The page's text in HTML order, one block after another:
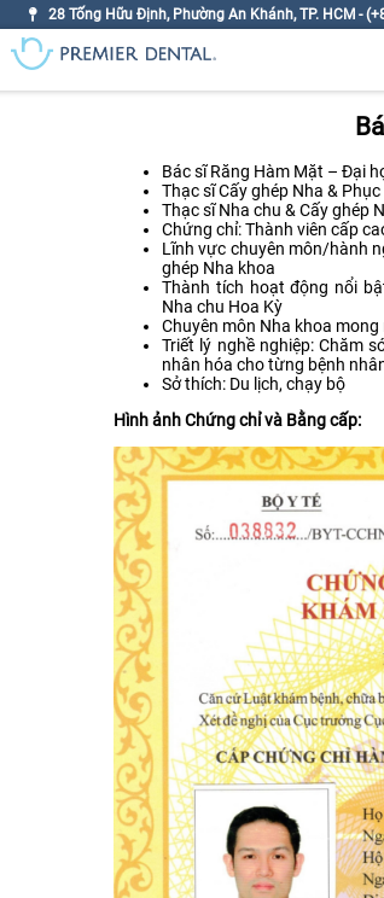
28 Tống Hữu Định, Phường An Khánh, TP. HCM -
Bác sĩ Răng Hàm Mặt – Đại
Thạc sĩ Cấy ghép Nha &
Thạc sĩ Nha chu & Cấy ghép
Chứng chỉ: Thành viên cấp
Lĩnh vực chuyên môn/hành
ghép Nha khoa
Thành tích hoạt động nổi
Nha chu Hoa Kỳ
Chuyên môn Nha khoa
Triết lý nghề nghiệp: Chăm
nhân hóa cho từng bệnh
Sở thích: Du lịch, chạy bộ
Hình ảnh Chứng chỉ và Bằng cấp: